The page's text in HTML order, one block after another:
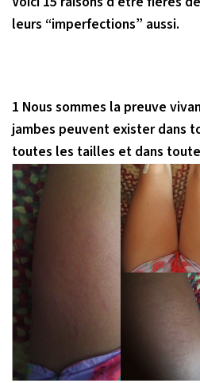
leurs “imperfections” aussi.
1 Nous sommes la preuve
jambes peuvent exister dans
toutes les tailles et dans